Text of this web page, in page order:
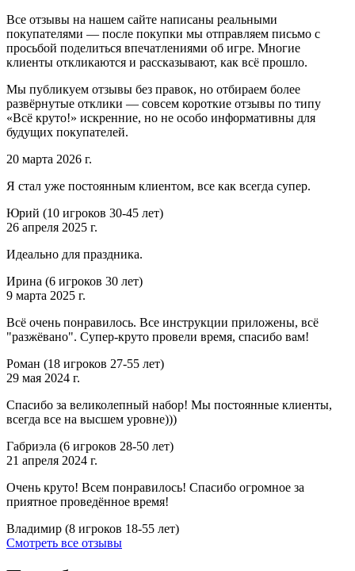
Все отзывы на нашем сайте написаны реальными
покупателями — после покупки мы отправляем письмо с
просьбой поделиться впечатлениями об игре. Многие
клиенты откликаются и рассказывают, как всё прошло.
Мы публикуем отзывы без правок, но отбираем более
развёрнутые отклики — совсем короткие отзывы по типу
«Всё круто!» искренние, но не особо информативны для
будущих покупателей.
20 марта 2026 г.
Я стал уже постоянным клиентом, все как всегда супер.
Юрий (10 игроков 30-45 лет)
26 апреля 2025 г.
Идеально для праздника.
Ирина (6 игроков 30 лет)
9 марта 2025 г.
Всё очень понравилось. Все инструкции приложены, всё
"разжёвано". Супер-круто провели время, спасибо вам!
Роман (18 игроков 27-55 лет)
29 мая 2024 г.
Спасибо за великолепный набор! Мы постоянные клиенты,
всегда все на высшем уровне)))
Габриэла (6 игроков 28-50 лет)
21 апреля 2024 г.
Очень круто! Всем понравилось! Спасибо огромное за
приятное проведённое время!
Владимир (8 игроков 18-55 лет)
Смотреть все отзывы